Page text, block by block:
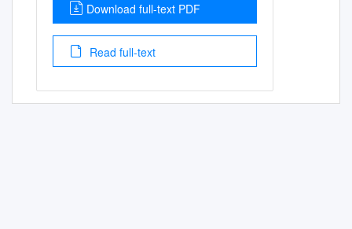
Download full-text PDF
Read full-text